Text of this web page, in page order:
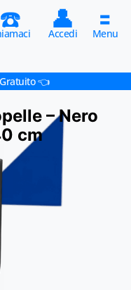
☎️ 👤
Accedi 🟰
Menu
👈
– Nero
cm